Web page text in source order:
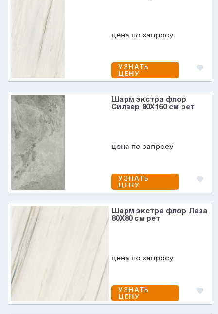
цена по запросу
УЗНАТЬ
ЦЕНУ
Шарм экстра флор
Силвер 80X160 см рет
цена по запросу
УЗНАТЬ
ЦЕНУ
Шарм экстра флор Лаза
80X80 см рет
цена по запросу
УЗНАТЬ
ЦЕНУ